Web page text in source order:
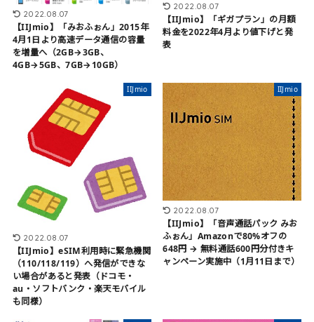
2022.08.07
【IIJmio】「みおふぉん」2015年
4月1日より高速データ通信の容量
を増量へ（2GB→3GB、
4GB→5GB、7GB→10GB）
2022.08.07
【IIJmio】「ギガプラン」の月額
料金を2022年4月より値下げと発
表
IIJmio
2022.08.07
【IIJmio】eSIM利用時に緊急機関
（110/118/119）へ発信ができな
い場合があると発表（ドコモ・
au・ソフトバンク・楽天モバイル
も同様）
IIJmio
2022.08.07
【IIJmio】「音声通話パック みお
ふぉん」Amazonで80%オフの
648円 → 無料通話600円分付きキ
ャンペーン実施中（1月11日まで）